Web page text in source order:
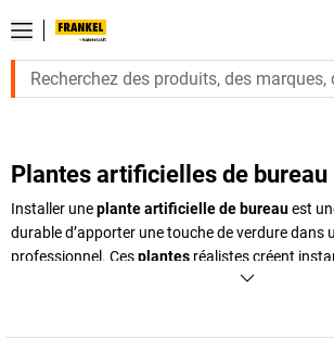
Plantes artificielles de bureau
Installer uneplante artificielle de bureauest
durable d’apporter une touche de verdure dans
professionnel. Cesplantes réalistes créent
atmosphère accueillante, que ce soit dans un